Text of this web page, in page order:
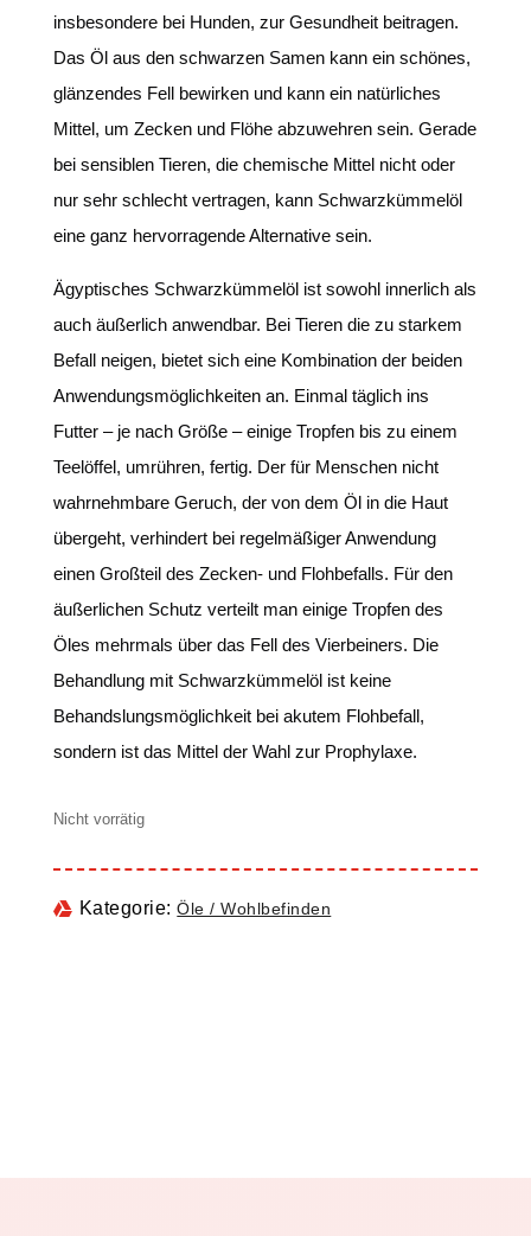
insbesondere bei Hunden, zur Gesundheit beitragen.
Das Öl aus den schwarzen Samen kann ein schönes,
glänzendes Fell bewirken und kann ein natürliches
Mittel, um Zecken und Flöhe abzuwehren sein. Gerade
bei sensiblen Tieren, die chemische Mittel nicht oder
nur sehr schlecht vertragen, kann Schwarzkümmelöl
eine ganz hervorragende Alternative sein.
Ägyptisches Schwarzkümmelöl ist sowohl innerlich als
auch äußerlich anwendbar. Bei Tieren die zu starkem
Befall neigen, bietet sich eine Kombination der beiden
Anwendungsmöglichkeiten an. Einmal täglich ins
Futter – je nach Größe – einige Tropfen bis zu einem
Teelöffel, umrühren, fertig. Der für Menschen nicht
wahrnehmbare Geruch, der von dem Öl in die Haut
übergeht, verhindert bei regelmäßiger Anwendung
einen Großteil des Zecken- und Flohbefalls. Für den
äußerlichen Schutz verteilt man einige Tropfen des
Öles mehrmals über das Fell des Vierbeiners. Die
Behandlung mit Schwarzkümmelöl ist keine
Behandslungsmöglichkeit bei akutem Flohbefall,
sondern ist das Mittel der Wahl zur Prophylaxe.
Nicht vorrätig
Kategorie:Öle / Wohlbefinden